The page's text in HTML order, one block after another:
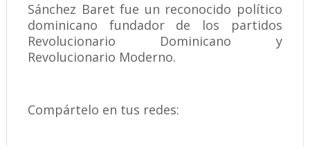
Sánchez Baret fue un reconocido político
dominicano fundador de los partidos
Revolucionario Dominicano y
Revolucionario Moderno.
Compártelo en tus redes: